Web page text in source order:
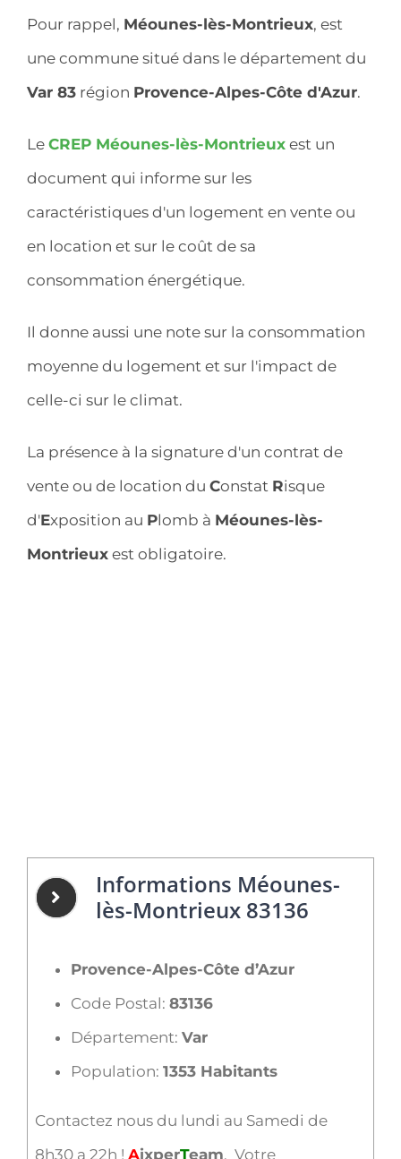
Pour rappel, Méounes-lès-Montrieux, est
une commune situé dans le département du
Var 83 région Provence-Alpes-Côte d'Azur.
Le CREP Méounes-lès-Montrieux est un
document qui informe sur les
caractéristiques d'un logement en vente ou
en location et sur le coût de sa
consommation énergétique.
Il donne aussi une note sur la consommation
moyenne du logement et sur l'impact de
celle-ci sur le climat.
La présence à la signature d'un contrat de
vente ou de location du Constat Risque
d'Exposition au Plomb à Méounes-lès-
Montrieux est obligatoire.
Informations Méounes-
lès-Montrieux 83136
Provence-Alpes-Côte d’Azur
Code Postal: 83136
Département: Var
Population: 1353 Habitants
Contactez nous du lundi au Samedi de
8h30 a 22h ! AixperTeam, Votre